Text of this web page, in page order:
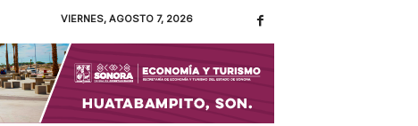
VIERNES, AGOSTO 7, 2026